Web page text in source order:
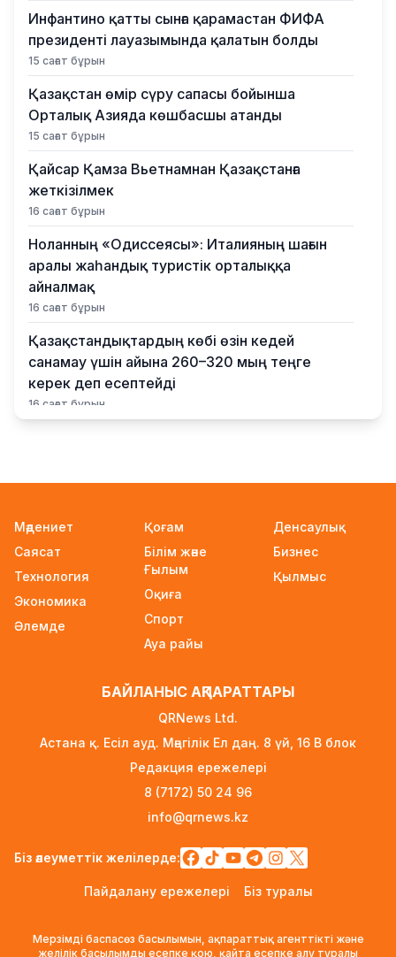
Инфантино қатты сынға қарамастан ФИФА
президенті лауазымында қалатын болды
15 сағат бұрын
Қазақстан өмір сүру сапасы бойынша
Орталық Азияда көшбасшы атанды
15 сағат бұрын
Қайсар Қамза Вьетнамнан Қазақстанға
жеткізілмек
16 сағат бұрын
Ноланның «Одиссеясы»: Италияның шағын
аралы жаһандық туристік орталыққа
айналмақ
16 сағат бұрын
Қазақстандықтардың көбі өзін кедей
санамау үшін айына 260–320 мың теңге
керек деп есептейді
16 сағат бұрын
қойылатын талаптар қатаңдатылды
Wildberries қоймаларын Қазақстанға көшіру
туралы ақпаратқа жауап берді
17 сағат бұрын
2027 жылы Астанада УЕФА президенті
сайланады
Білім гранттарының иегерлері 7 тамызда
Тоқаев «Бәйтерек» холдингінің басшысына
баспананың қолжетімділігін арттыруды
Жастардан банк карталарын сатып алып,
1 күн бұрын
шақырым жолға асфальт төселді
Мәдениет
Саясат
Технология
Экономика
Әлемде
Қоғам
Білім және
Ғылым
Оқиға
Спорт
Ауа райы
Денсаулық
Бизнес
Қылмыс
БАЙЛАНЫС АҚПАРАТТАРЫ
QRNews Ltd.
Астана қ. Есіл ауд. Мәңгілік Ел даң. 8 үй, 16 B блок
Редакция ережелері
8 (7172) 50 24 96
info@qrnews.kz
Біз әлеуметтік желілерде:
Пайдалану ережелері Біз туралы
Мерзімді баспасөз басылымын, ақпараттық агенттікті және
желілік басылымды есепке қою, қайта есепке алу туралы